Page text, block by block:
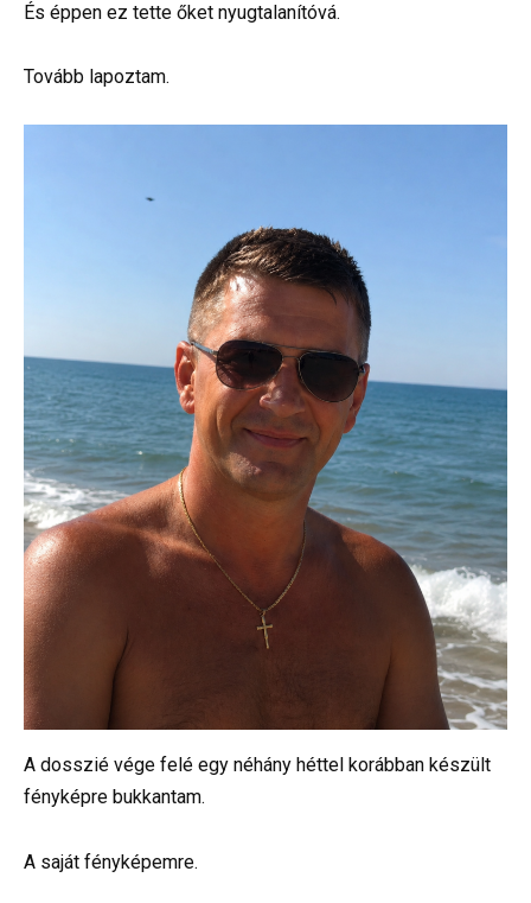
És éppen ez tette őket nyugtalanítóvá.
Tovább lapoztam.
A dosszié vége felé egy néhány héttel korábban készült
fényképre bukkantam.
A saját fényképemre.